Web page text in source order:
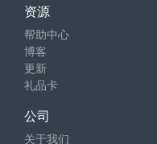
资源
帮助中心
博客
更新
礼品卡
公司
关于我们